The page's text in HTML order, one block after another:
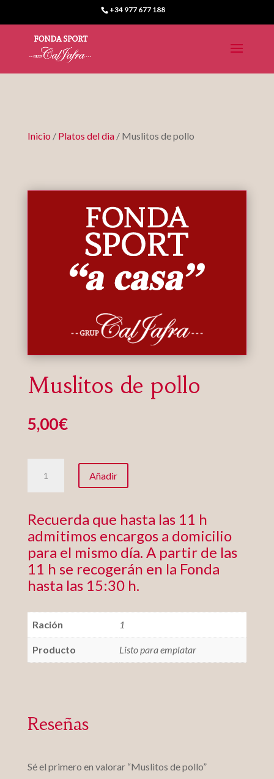
+34 977 677 188
Inicio / Platos del dia/ Muslitos de pollo
Muslitos de pollo
5,00€
cantidad
Añadir
Recuerda que hasta las 11 h
admitimos encargos a domicilio
para el mismo día. A partir de las
11 h se recogerán en la Fonda
hasta las 15:30 h.
Ración 1
Producto Listo para emplatar
Reseñas
Sé el primero en valorar “Muslitos de pollo”